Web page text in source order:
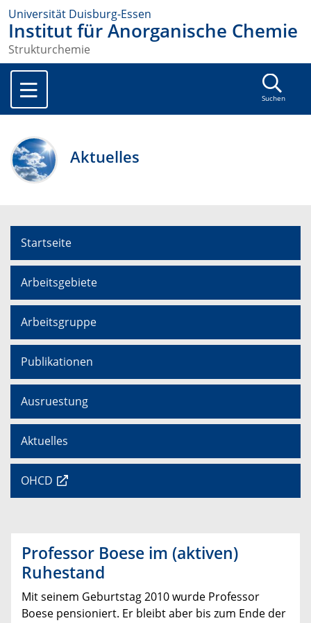
Universität Duisburg-Essen
Institut für Anorganische Chemie
Strukturchemie
Suchen
Aktuelles
Startseite
Arbeitsgebiete
Arbeitsgruppe
Publikationen
Ausruestung
Aktuelles
OHCD
Professor Boese im (aktiven)
Ruhestand
Mit seinem Geburtstag 2010 wurde Professor
Boese pensioniert. Er bleibt aber bis zum Ende der